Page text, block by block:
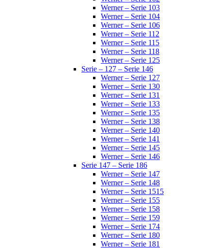
Werner – Serie 103
Werner – Serie 104
Werner – Serie 106
Werner – Serie 112
Werner – Serie 115
Werner – Serie 118
Werner – Serie 125
Serie – 127 – Serie 146
Werner – Serie 127
Werner – Serie 130
Werner – Serie 131
Werner – Serie 133
Werner – Serie 135
Werner – Serie 138
Werner – Serie 140
Werner – Serie 141
Werner – Serie 145
Werner – Serie 146
Serie 147 – Serie 186
Werner – Serie 147
Werner – Serie 148
Werner – Serie 1515
Werner – Serie 155
Werner – Serie 158
Werner – Serie 159
Werner – Serie 174
Werner – Serie 180
Werner – Serie 181